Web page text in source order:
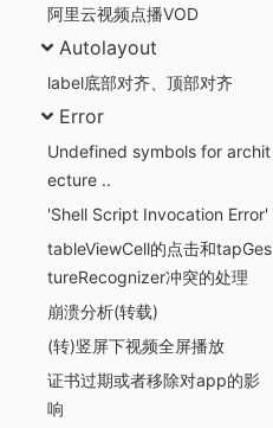
阿里云视频点播VOD
Autolayout
label底部对齐、顶部对齐
Error
Undefined symbols for archit
ecture ..
'Shell Script Invocation Error'
tableViewCell的点击和tapGes
tureRecognizer冲突的处理
崩溃分析(转载)
(转)竖屏下视频全屏播放
证书过期或者移除对app的影
响